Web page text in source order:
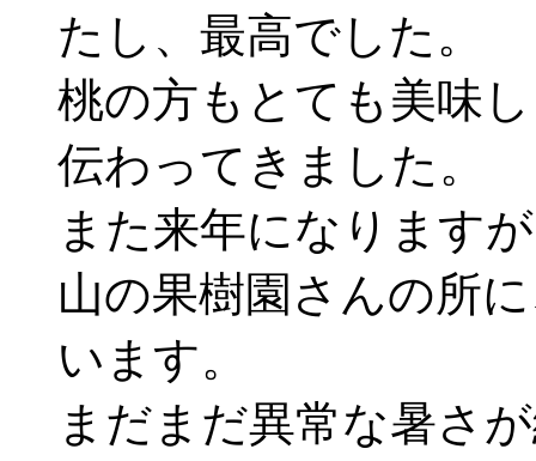
たし、最高でした。
桃の方もとても美味
伝わってきました。
また来年になります
山の果樹園さんの所
います。
まだまだ異常な暑さ